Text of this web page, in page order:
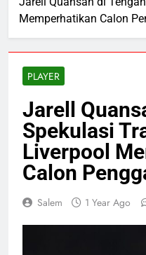
Memperhatikan Calon
PLAYER
Jarell
Spekulasi
Liverpool
Calon
Salem 1 Year Ago